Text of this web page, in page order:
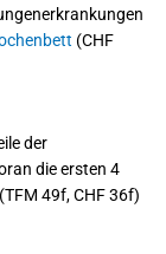
(CHF
der
die ersten 4
(TFM 49f, CHF 36f)